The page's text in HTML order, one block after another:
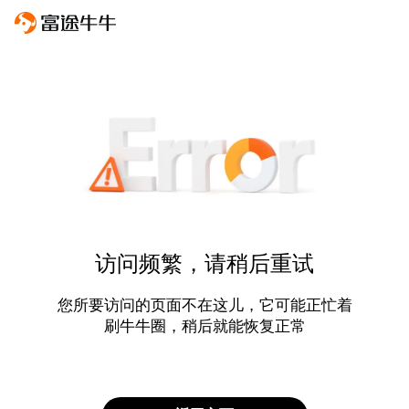
访问频繁，请稍后重试
您所要访问的页面不在这儿，它可能正忙着
刷牛牛圈，稍后就能恢复正常